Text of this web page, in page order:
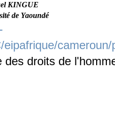
KINGUE
de Yaoundé
eipafrique/
des droits de